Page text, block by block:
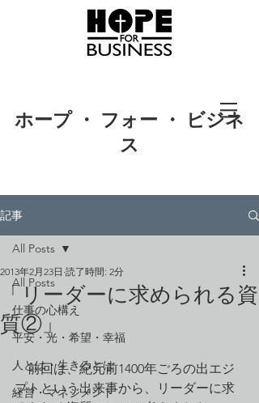
ホープ ・ フォー ・ ビジネ
ス
記事
All Posts
仕事の心構え
平安・光・希望・幸福
人とは・生きるとは
経営・マネジメント
All Posts
「リーダーに求められる資
質②」
2013年2月23日 読了時間: 2分
前回は、紀元前1400年ごろの出エジ
プトという出来事から、リーダーに求